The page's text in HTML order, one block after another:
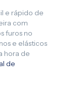
e rápido de
com
furos no
e elásticos
hora de
de